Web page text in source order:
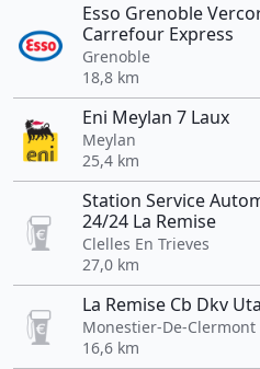
Esso Grenoble
Carrefour Express
Grenoble
18,8 km
Eni Meylan 7 Laux
Meylan
25,4 km
Station Service
24/24 La Remise
Clelles En Trieves
27,0 km
La Remise Cb Dkv Uta
Monestier-De-Clermont
16,6 km